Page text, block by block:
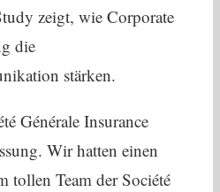
zeigt, wie Corporate
die
stärken.
Générale Insurance
Wir hatten einen
tollen Team der Société